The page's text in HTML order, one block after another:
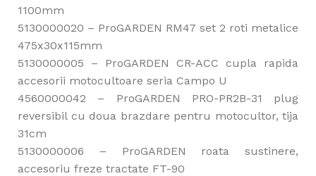
1100mm
5130000020 – ProGARDEN RM47 set 2 roti metalice
475x30x115mm
5130000005 – ProGARDEN CR-ACC cupla rapida
accesorii motocultoare seria Campo U
4560000042 – ProGARDEN PRO-PR2B-31 plug
reversibil cu doua brazdare pentru motocultor, tija
31cm
5130000006 – ProGARDEN roata sustinere,
accesoriu freze tractate FT-90